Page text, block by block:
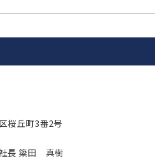
桜丘町3番2号
長 簗田 真樹